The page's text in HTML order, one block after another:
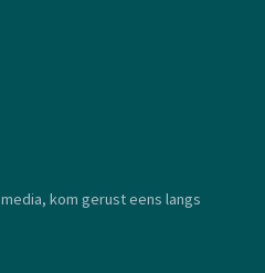
kom gerust eens langs